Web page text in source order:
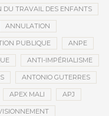
DU TRAVAIL DES ENFANTS
ANNULATION
PUBLIQUE ANPE
ANTI-IMPÉRIALISME
ANTONIO GUTERRES
APEX MALI APJ